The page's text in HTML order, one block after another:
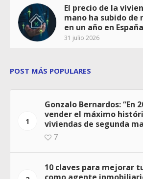
El precio de la
mano ha subido de
en un año en España
31 julio 2026
POST MÁS POPULARES
1
Gonzalo Bernardos: “En
vender el máximo
viviendas de segunda
7
10 claves para mejorar